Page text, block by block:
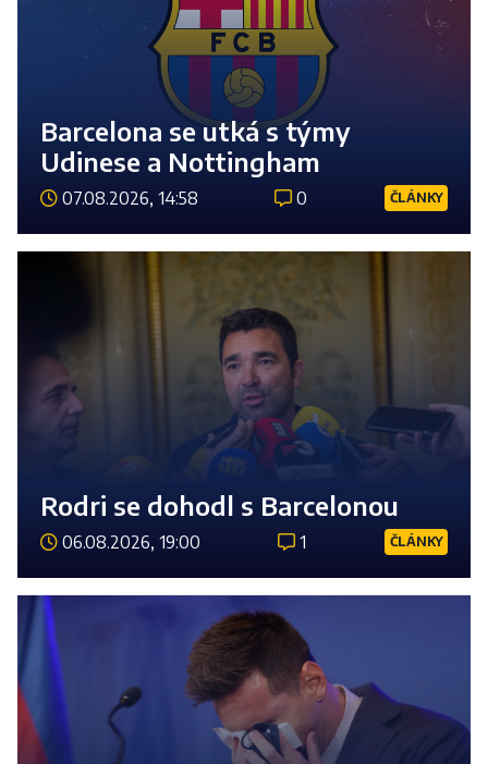
Barcelona se utká s týmy
Udinese a Nottingham
07.08.2026, 14:58 0 ČLÁNKY
Rodri se dohodl s Barcelonou
06.08.2026, 19:00 1 ČLÁNKY